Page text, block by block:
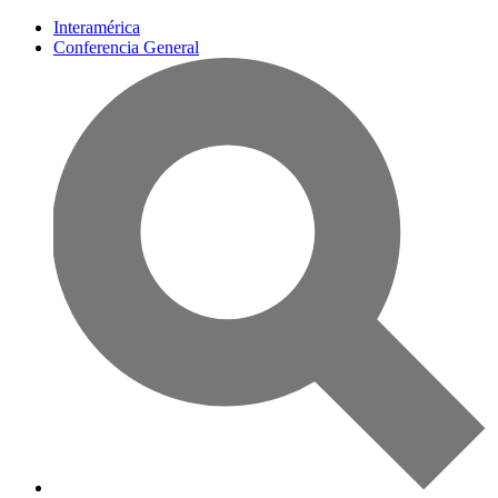
Interamérica
Conferencia General